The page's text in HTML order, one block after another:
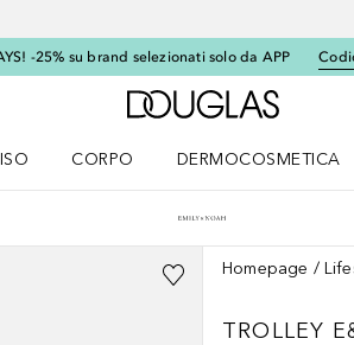
-25% su brand selezionati solo da APP
A
CORPO
DERMOCOSMETICA
Homepage
TROLLEY